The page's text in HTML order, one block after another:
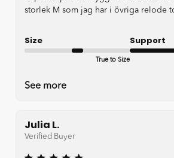
storlek M som jag har i övriga relode
Size
True to Size
Support
See more
Julia L.
Verified Buyer